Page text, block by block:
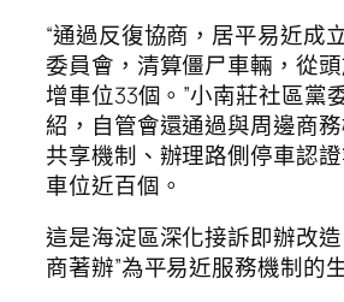
“通過反復協商，居平易近成
委員會，清算僵尸車輛，從
增車位33個。”小南莊社區黨
紹，自管會還通過與周邊商
共享機制、辦理路側停車認
車位近百個。
這是海淀區深化接訴即辦改
商著辦”為平易近服務機制的